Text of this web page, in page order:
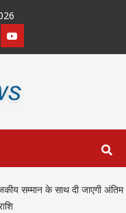
Youtube
सम्मान के साथ दी जाएगी अंतिम